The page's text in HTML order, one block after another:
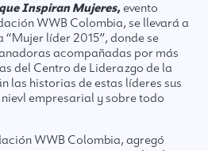
Inspiran Mujeres, evento
WWB Colombia, se llevará a
líder 2015”, donde se
acompañadas por más
del Centro de Liderazgo de la
las historias de estas líderes sus
empresarial y sobre todo
WWB Colombia, agregó